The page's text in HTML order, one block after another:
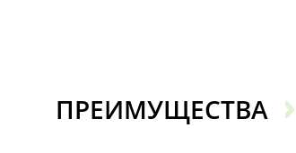
ПРЕИМУЩЕСТВА